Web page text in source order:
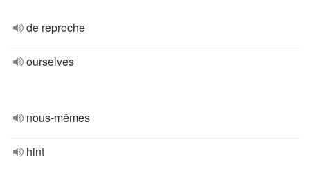
de reproche
ourselves
nous-mêmes
hint